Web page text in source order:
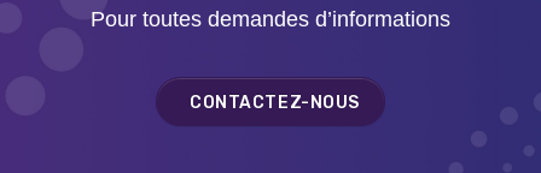
Pour toutes demandes d’informations
CONTACTEZ-NOUS